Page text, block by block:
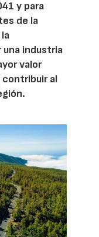
y para
de la
una industria
valor
contribuir al